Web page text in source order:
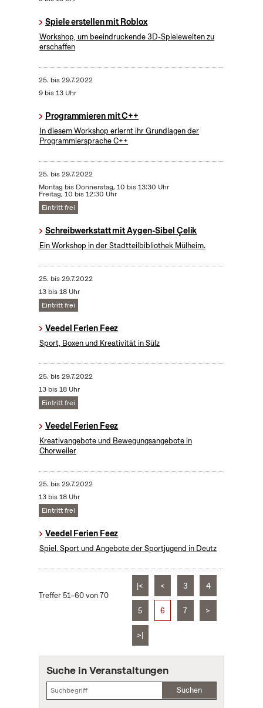
Spiele erstellen mit Roblox
Workshop, um beeindruckende 3D-Spielewelten zu
erschaffen
25. bis29.7.2022
9 bis 13 Uhr
Programmieren mit C++
In diesem Workshop erlernt ihr Grundlagen der
Programmiersprache C++
25. bis29.7.2022
Montag bis Donnerstag, 10 bis 13:30 Uhr
Freitag, 10 bis 12:30 Uhr
Eintritt frei
Schreibwerkstatt mit Aygen-Sibel Çelik
Ein Workshop in der Stadtteilbibliothek Mülheim.
25. bis29.7.2022
13 bis 18 Uhr
Eintritt frei
Veedel Ferien Feez
Sport, Boxen und Kreativität in Sülz
25. bis29.7.2022
13 bis 18 Uhr
Eintritt frei
Veedel Ferien Feez
Kreativangebote und Bewegungsangebote in
Chorweiler
25. bis29.7.2022
13 bis 18 Uhr
Eintritt frei
Veedel Ferien Feez
Spiel, Sport und Angebote der Sportjugend in Deutz
Treffer 51–60 von 70
|< < 3 4
5 6 7 >
>|
Suche in Veranstaltungen
Suchen